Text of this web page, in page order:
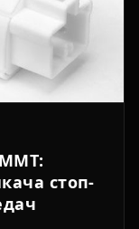
стоп-